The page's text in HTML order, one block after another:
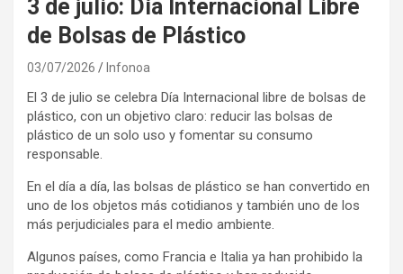
3 de julio: Día Internacional Libre
de Bolsas de Plástico
03/07/2026 Infonoa
El 3 de julio se celebra Día Internacional libre de bolsas de
plástico, con un objetivo claro: reducir las bolsas de
plástico de un solo uso y fomentar su consumo
responsable.
En el día a día, las bolsas de plástico se han convertido en
uno de los objetos más cotidianos y también uno de los
más perjudiciales para el medio ambiente.
Algunos países, como Francia e Italia ya han prohibido la